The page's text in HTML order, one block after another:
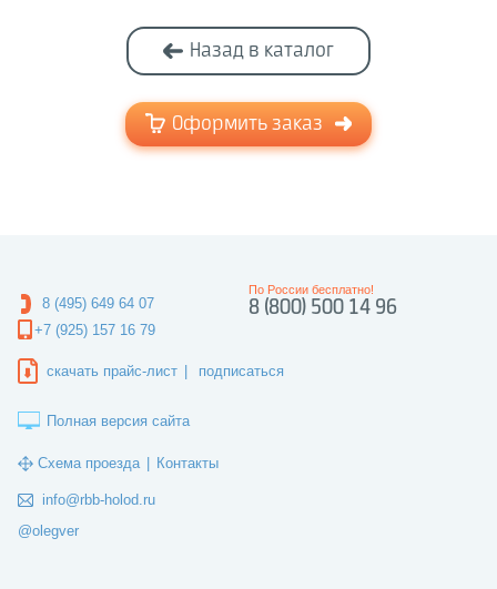
Назад в каталог
Оформить заказ
8 (495) 649 64 07
+7 (925) 157 16 79
8 (800) 500 14 96
По России бесплатно!
скачать прайс-лист подписаться
Полная версия сайта
Схема проезда Контакты
info@rbb-holod.ru
@olegver